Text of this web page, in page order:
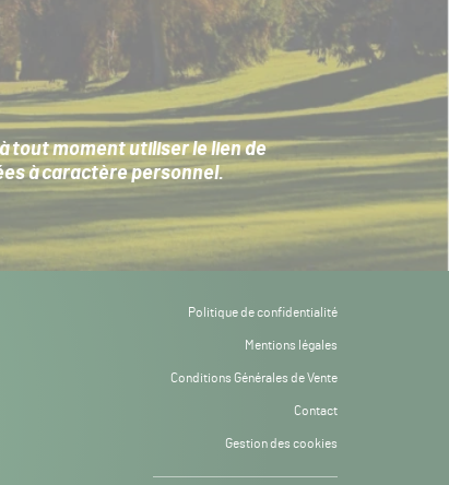
tout moment utiliser le lien de
à caractère personnel.
Politique de confidentialité
Mentions légales
Conditions Générales de Vente
Contact
Gestion des cookies